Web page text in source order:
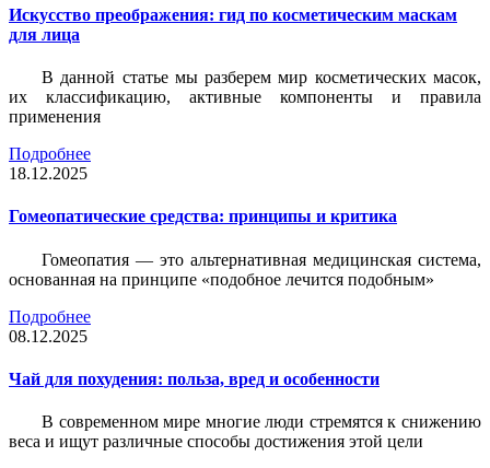
Искусство преображения: гид по косметическим маскам
для лица
В данной статье мы разберем мир косметических масок,
их классификацию, активные компоненты и правила
применения
Подробнее
18.12.2025
Гомеопатические средства: принципы и критика
Гомеопатия — это альтернативная медицинская система,
основанная на принципе «подобное лечится подобным»
Подробнее
08.12.2025
Чай для похудения: польза, вред и особенности
В современном мире многие люди стремятся к снижению
веса и ищут различные способы достижения этой цели